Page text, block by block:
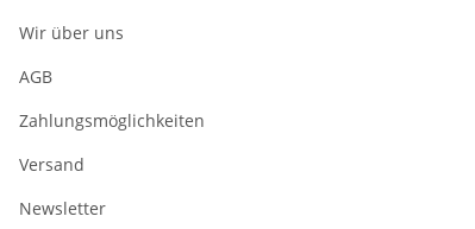
Wir über uns
AGB
Zahlungsmöglichkeiten
Versand
Newsletter